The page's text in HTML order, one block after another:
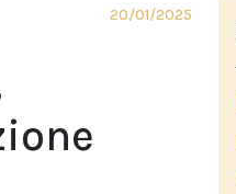
20/01/2025